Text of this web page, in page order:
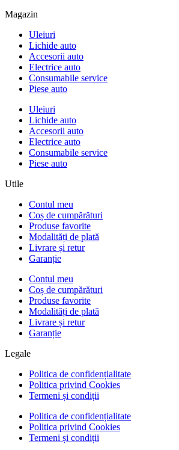
Magazin
Uleiuri
Lichide auto
Accesorii auto
Electrice auto
Consumabile service
Piese auto
Uleiuri
Lichide auto
Accesorii auto
Electrice auto
Consumabile service
Piese auto
Utile
Contul meu
Coș de cumpărături
Produse favorite
Modalități de plată
Livrare și retur
Garanție
Contul meu
Coș de cumpărături
Produse favorite
Modalități de plată
Livrare și retur
Garanție
Legale
Politica de confidențialitate
Politica privind Cookies
Termeni și condiții
Politica de confidențialitate
Politica privind Cookies
Termeni și condiții